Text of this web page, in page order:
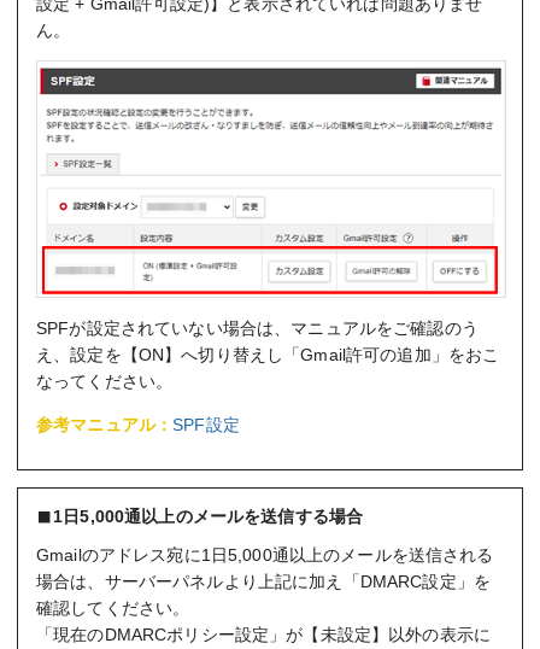
ん。
SPFが設定されていない場合は、マニュアルをご確認のう
え、設定を【ON】へ切り替えし「Gmail許可の追加」をおこ
なってください。
参考マニュアル：SPF設定
1日5,000通以上のメールを送信する場合
Gmailのアドレス宛に1日5,000通以上のメールを送信される
場合は、サーバーパネルより上記に加え「DMARC設定」を
確認してください。
「現在のDMARCポリシー設定」が【未設定】以外の表示に